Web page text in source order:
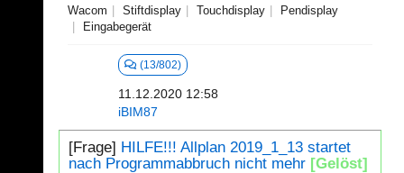
Wacom Stiftdisplay Touchdisplay
Pendisplay
Eingabegerät
(13/802)
11.12.2020 12:58
iBIM87
[Frage] HILFE!!! Allplan 2019_1_13 startet
nach Programmabbruch nicht mehr [Gelöst]